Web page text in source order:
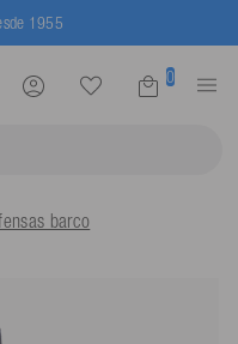
1955
0
barco